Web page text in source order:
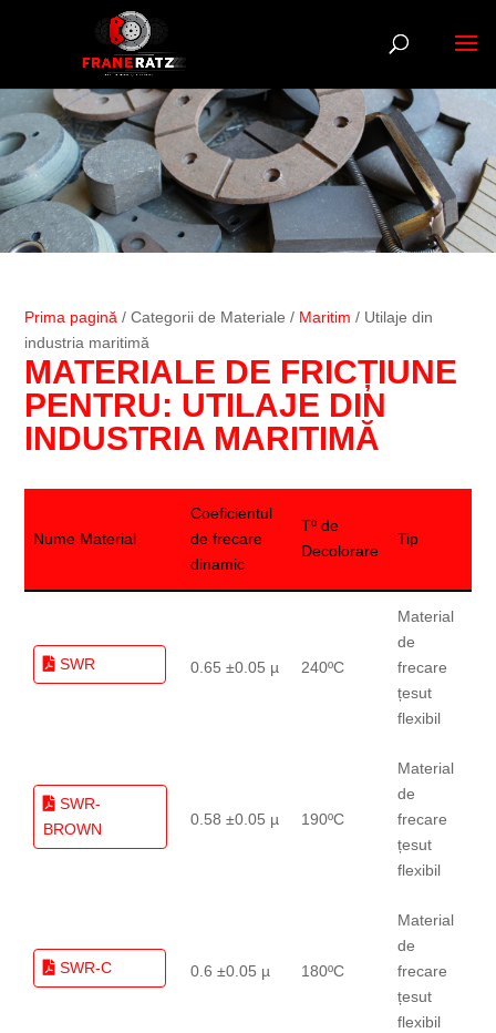
Prima pagină / Categorii de Materiale / Maritim / Utilaje din
industria maritimă
MATERIALE DE FRICȚIUNE
PENTRU: UTILAJE DIN
INDUSTRIA MARITIMĂ
Nume Material
Coeficientul
de frecare
dinamic
Tº de
Decolorare
Tip
SWR 0.65 ±0.05 µ 240ºC
Material
de
frecare
țesut
flexibil
SWR-
BROWN
0.58 ±0.05 µ 190ºC
Material
de
frecare
țesut
flexibil
SWR-C 0.6 ±0.05 µ 180ºC
Material
de
frecare
țesut
flexibil